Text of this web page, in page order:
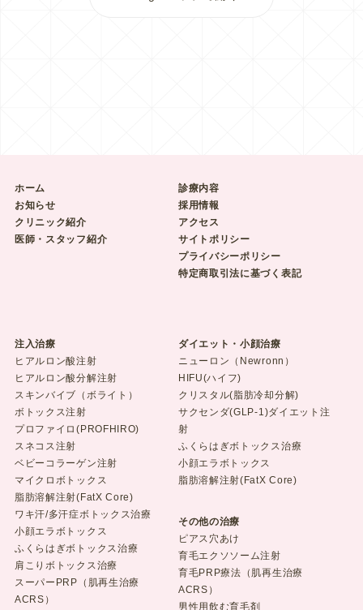
ホーム
お知らせ
クリニック紹介
医師・スタッフ紹介
診療内容
採用情報
アクセス
サイトポリシー
プライバシーポリシー
特定商取引法に基づく表記
注入治療
ヒアルロン酸注射
ヒアルロン酸分解注射
スキンバイブ（ボライト）
ボトックス注射
プロファイロ(PROFHIRO)
スネコス注射
ベビーコラーゲン注射
マイクロボトックス
脂肪溶解注射(FatX Core)
ワキ汗/多汗症ボトックス治療
小顔エラボトックス
ふくらはぎボトックス治療
肩こりボトックス治療
スーパーPRP（肌再生治療
ACRS）
ダイエット・小顔治療
ニューロン（Newronn）
HIFU(ハイフ)
クリスタル(脂肪冷却分解)
サクセンダ(GLP-1)ダイエット注
射
ふくらはぎボトックス治療
小顔エラボトックス
脂肪溶解注射(FatX Core)
その他の治療
ピアス穴あけ
育毛エクソソーム注射
育毛PRP療法（肌再生治療
ACRS）
男性用飲む育毛剤